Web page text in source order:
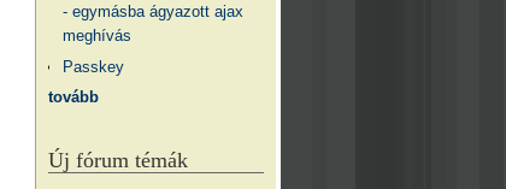
- egymásba ágyazott ajax
meghívás
Passkey
tovább
Új fórum témák